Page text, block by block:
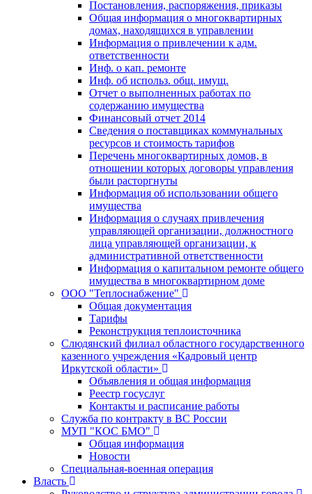
Постановления, распоряжения, приказы
Общая информация о многоквартирных
домах, находящихся в управлении
Информация о привлечении к адм.
ответственности
Инф. о кап. ремонте
Инф. об использ. общ. имущ.
Отчет о выполненных работах по
содержанию имущества
Финансовый отчет 2014
Сведения о поставщиках коммунальных
ресурсов и стоимость тарифов
Перечень многоквартирных домов, в
отношении которых договоры управления
были расторгнуты
Информация об использовании общего
имущества
Информация о случаях привлечения
управляющей организации, должностного
лица управляющей организации, к
административной ответственности
Информация о капитальном ремонте общего
имущества в многоквартирном доме
ООО "Теплоснабжение"
Общая документация
Тарифы
Реконструкция теплоисточника
Слюдянский филиал областного государственного
казенного учреждения «Кадровый центр
Иркутской области»
Объявления и общая информация
Реестр госуслуг
Контакты и расписание работы
Служба по контракту в ВС России
МУП "КОС БМО"
Общая информация
Новости
Специальная-военная операция
Власть